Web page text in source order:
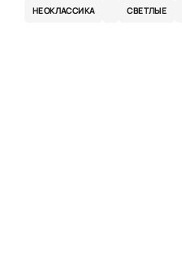
НЕОКЛАССИКА СВЕТЛЫЕ